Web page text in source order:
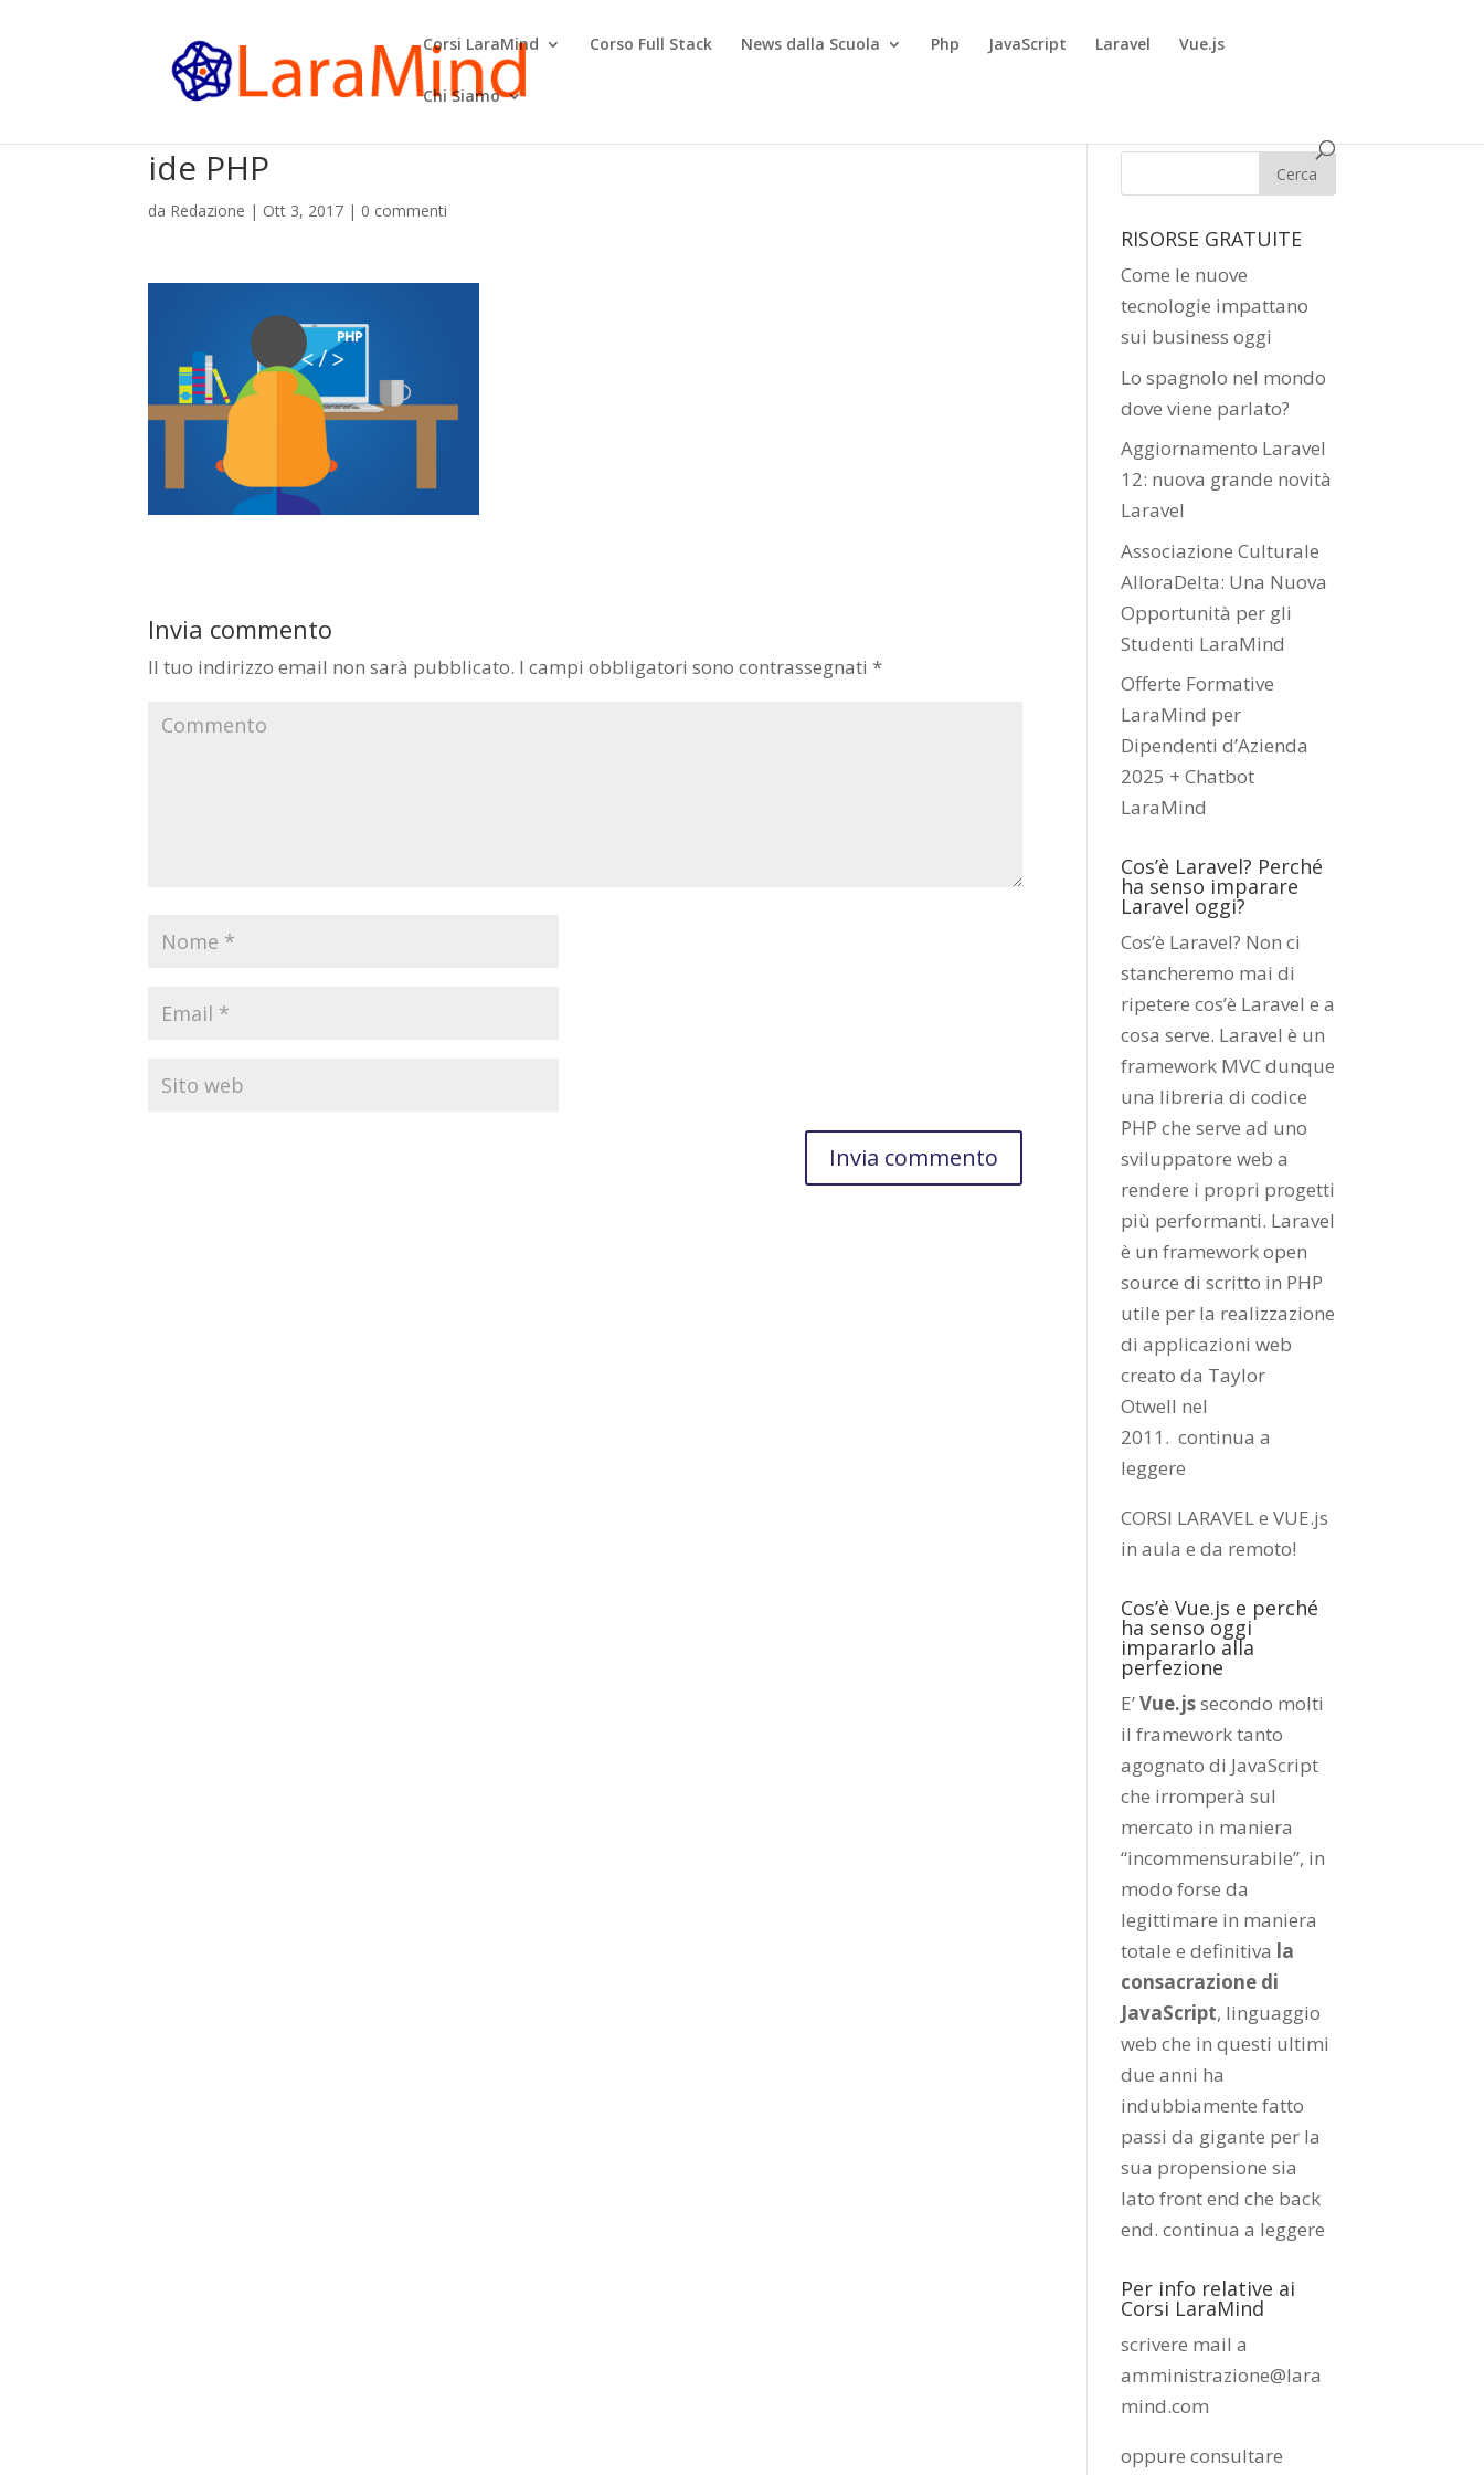
Corsi LaraMind Corso Full Stack News dalla Scuola Php JavaScript Laravel Vue.js
Chi Siamo
ide PHP
da Redazione | Ott 3, 2017 | 0 commenti
Invia commento
Il tuo indirizzo email non sarà pubblicato. I campi obbligatori sono contrassegnati *
RISORSE GRATUITE
Come le nuove
tecnologie impattano
sui business oggi
Lo spagnolo nel mondo
dove viene parlato?
Aggiornamento Laravel
12: nuova grande novità
Laravel
Associazione Culturale
AlloraDelta: Una Nuova
Opportunità per gli
Studenti LaraMind
Offerte Formative
LaraMind per
Dipendenti d’Azienda
2025 + Chatbot
LaraMind
Cos’è Laravel? Perché
ha senso imparare
Laravel oggi?
Cos’è Laravel? Non ci
stancheremo mai di
ripetere cos’è Laravel e a
cosa serve. Laravel è un
framework MVC dunque
una libreria di codice
PHP che serve ad uno
sviluppatore web a
rendere i propri progetti
più performanti. Laravel
è un framework open
source di scritto in PHP
utile per la realizzazione
di applicazioni web
creato da Taylor
Otwell nel
2011.continua a
leggere
CORSI LARAVEL e VUE.js
in aula e da remoto!
Cos’è Vue.js e perché
ha senso oggi
impararlo alla
perfezione
E’Vue.jssecondo molti
il framework tanto
agognato di JavaScript
che irromperà sul
mercato in maniera
“incommensurabile”, in
modo forse da
legittimare in maniera
totale e definitiva la
consacrazione di
JavaScript, linguaggio
web che in questi ultimi
due anni ha
indubbiamente fatto
passi da gigante per la
sua propensione sia
lato front end che back
end.continua a leggere
Per info relative ai
Corsi LaraMind
scrivere mail a
amministrazione@lara
mind.com
oppure consultare